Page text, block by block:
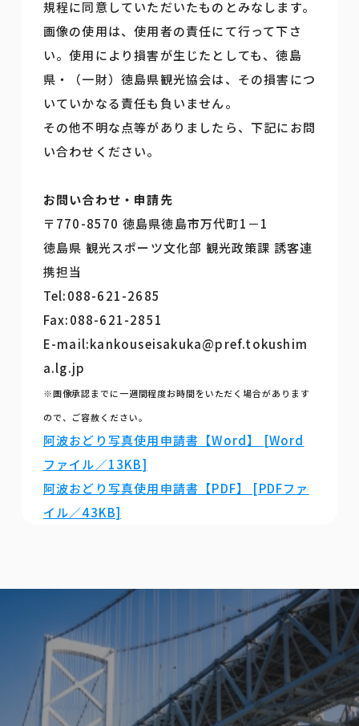
規程に同意していただいたものとみなします。
画像の使用は、使用者の責任にて行って下さ
い。使用により損害が生じたとしても、徳島
県・（一財）徳島県観光協会は、その損害につ
いていかなる責任も負いません。
その他不明な点等がありましたら、下記にお問
い合わせください。
お問い合わせ・申請先
〒770-8570 徳島県徳島市万代町1－1
徳島県 観光スポーツ文化部 観光政策課 誘客連
携担当
Tel:088-621-2685
Fax:088-621-2851
E-mail:kankouseisakuka@pref.tokushim
a.lg.jp
※画像承認までに一週間程度お時間をいただく場合があります
ので、ご容赦ください。
阿波おどり写真使用申請書【Word】 [Word
ファイル／13KB]
阿波おどり写真使用申請書【PDF】 [PDFファ
イル／43KB]